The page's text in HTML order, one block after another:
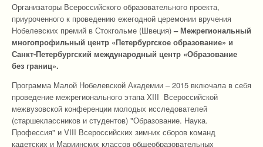
Организаторы Всероссийского образовательного проекта,
приуроченного к проведению ежегодной церемонии вручения
Нобелевских премий в Стокгольме (Швеция) – Межрегиональный
многопрофильный центр «Петербургское образование» и
Санкт-Петербургский международный центр «Образование
без границ».
Программа Малой Нобелевской Академии – 2015 включала в себя
проведение межрегионального этапа XIII Всероссийской
межвузовской конференции молодых исследователей
(старшеклассников и студентов) "Образование. Наука.
Профессия" и VIII Всероссийских зимних сборов команд
кадетских и Мариинских классов общеобразовательных